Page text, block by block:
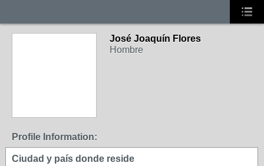
José Joaquín Flores
Hombre
Profile Information:
Ciudad y país donde reside